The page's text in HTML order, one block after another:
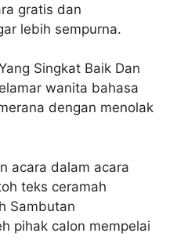
gratis dan
lebih sempurna.
Singkat Baik Dan
wanita bahasa
dengan menolak
acara dalam acara
teks ceramah
Sambutan
pihak calon mempelai